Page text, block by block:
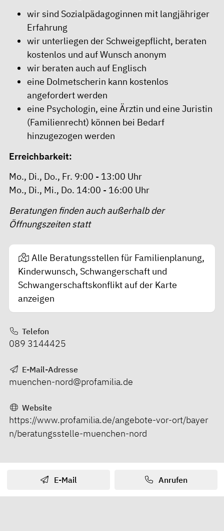
wir sind Sozialpädagoginnen mit langjähriger
Erfahrung
wir unterliegen der Schweigepflicht, beraten
kostenlos und auf Wunsch anonym
wir beraten auch auf Englisch
eine Dolmetscherin kann kostenlos
angefordert werden
eine Psychologin, eine Ärztin und eine Juristin
(Familienrecht) können bei Bedarf
hinzugezogen werden
Erreichbarkeit:
Mo., Di., Do., Fr. 9:00 - 13:00 Uhr
Mo., Di., Mi., Do. 14:00 - 16:00 Uhr
Beratungen finden auch außerhalb der
Öffnungszeiten statt
Alle Beratungsstellen für Familienplanung,
Kinderwunsch, Schwangerschaft und
Schwangerschaftskonflikt auf der Karte
anzeigen
Telefon
089 3144425
E-Mail-Adresse
muenchen-nord@profamilia.de
Website
https://www.profamilia.de/angebote-vor-ort/bayer
n/beratungsstelle-muenchen-nord
E-Mail Anrufen